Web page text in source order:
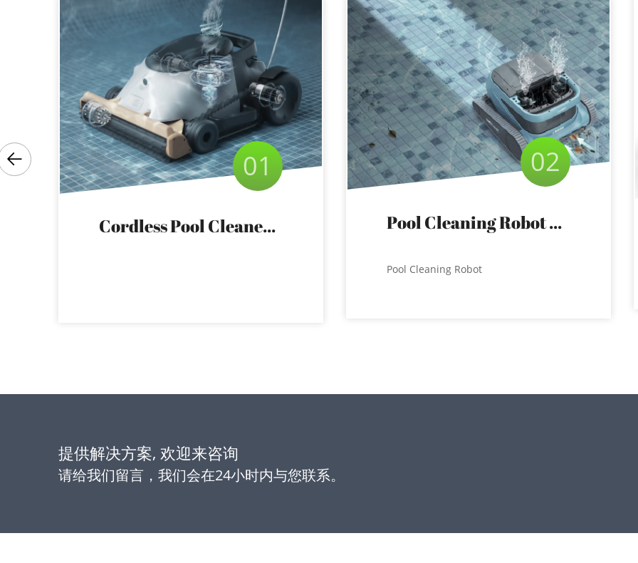
Cordless Pool Cleaner Ace 600
01
Pool Cleaning Robot CM600
Pool Cleaning Robot
02
提供解决方案, 欢迎来咨询
请给我们留言，我们会在24小时内与您联系。